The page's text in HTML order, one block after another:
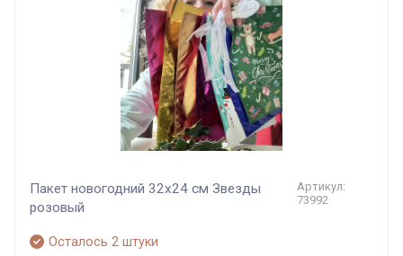
Пакет новогодний 32х24 см Звезды
розовый
Артикул:
73992
Осталось 2 штуки